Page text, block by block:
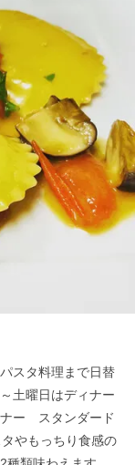
スタ料理まで日替
土曜日はディナー
ナー スタンダード
やもっちり食感の